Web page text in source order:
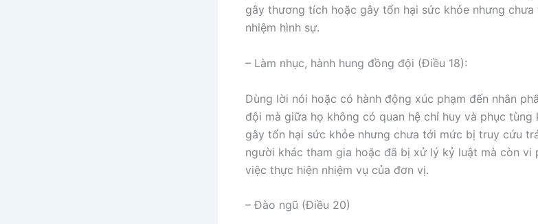
gây thương tích hoặc gây tổn hại sức khỏe nhưng
nhiệm hình sự.
– Làm nhục, hành hung đồng đội (Điều 18):
Dùng lời nói hoặc có hành động xúc phạm đến nhân
đội mà giữa họ không có quan hệ chỉ huy và phục
gây tổn hại sức khỏe nhưng chưa tới mức bị truy cứu
người khác tham gia hoặc đã bị xử lý kỷ luật mà còn vi
việc thực hiện nhiệm vụ của đơn vị.
– Đào ngũ (Điều 20)